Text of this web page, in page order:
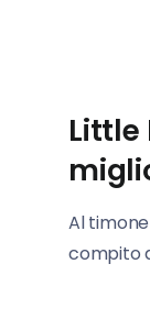
Little
Al
compito